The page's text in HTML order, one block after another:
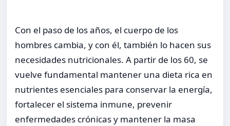
Con el paso de los años, el cuerpo de los
hombres cambia, y con él, también lo hacen sus
necesidades nutricionales. A partir de los 60, se
vuelve fundamental mantener una dieta rica en
nutrientes esenciales para conservar la energía,
fortalecer el sistema inmune, prevenir
enfermedades crónicas y mantener la masa